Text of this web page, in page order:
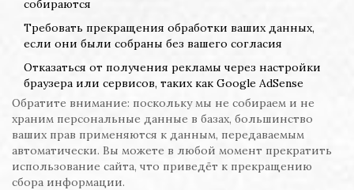
собираются
Требовать прекращения обработки ваших данных,
если они были собраны без вашего согласия
Отказаться от получения рекламы через настройки
браузера или сервисов, таких как Google AdSense
Обратите внимание: поскольку мы не собираем и не
храним персональные данные в базах, большинство
ваших прав применяются к данным, передаваемым
автоматически. Вы можете в любой момент прекратить
использование сайта, что приведёт к прекращению
сбора информации.